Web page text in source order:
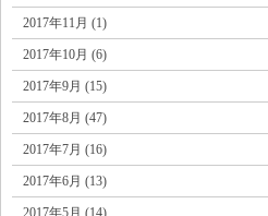
2017年11月 (1)
2017年10月 (6)
2017年9月 (15)
2017年8月 (47)
2017年7月 (16)
2017年6月 (13)
2017年5月 (14)